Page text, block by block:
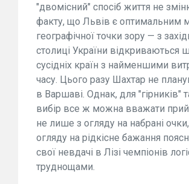
"двомісний" спосіб життя не
факту, що Львів є оптимальним
географічної точки зору — з
столиці України відкриваються
сусідніх країн з найменшими
часу. Цього разу Шахтар не
в Варшаві. Однак, для "гірників"
вибір все ж можна вважати
не лише з огляду на набрані
огляду на рідкісне бажання
свої невдачі в Лізі чемпіонів
труднощами.